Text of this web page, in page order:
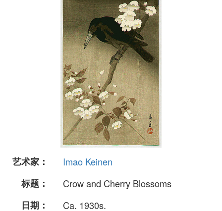
艺术家：
Imao Keinen
标题：
Crow and Cherry Blossoms
日期：
Ca. 1930s.